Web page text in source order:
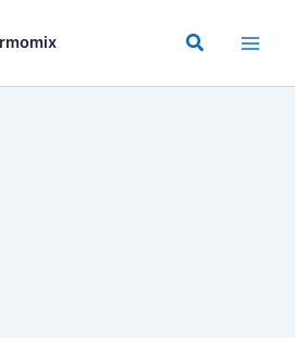
Buscar